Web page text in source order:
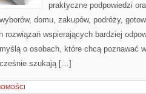
praktyczne podpowiedzi
domu, zakupów, podróży,
rozwiązań wspierających bardziej
o osobach, które chcą poznawać
szukają […]